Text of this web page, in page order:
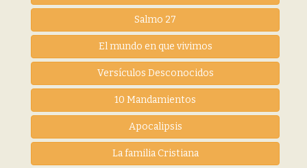
Salmo 27
El mundo en que vivimos
Versículos Desconocidos
10 Mandamientos
Apocalipsis
La familia Cristiana